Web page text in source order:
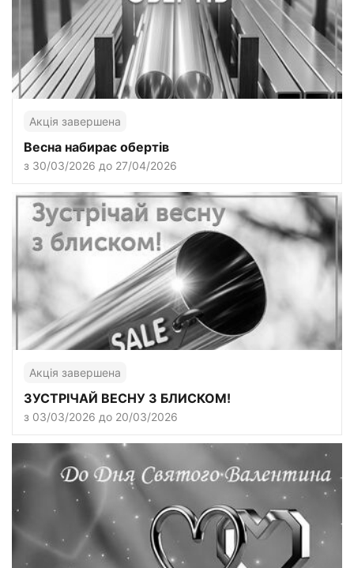
Акція завершена
Весна набирає обертів
з 30/03/2026 до 27/04/2026
Акція завершена
ЗУСТРІЧАЙ ВЕСНУ З БЛИСКОМ!
з 03/03/2026 до 20/03/2026